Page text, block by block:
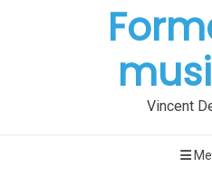
Vincent